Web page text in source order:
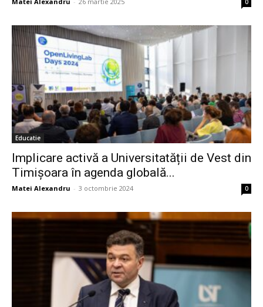
Educatie
Implicare activă a Universitatății de Vest din
Timișoara în agenda globală...
Matei Alexandru - 3 octombrie 2024 0